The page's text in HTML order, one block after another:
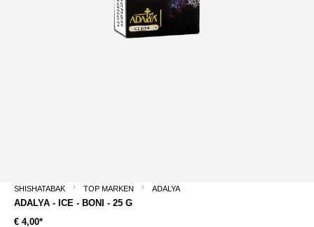
SHISHATABAK TOP MARKEN ADALYA
ADALYA - ICE - BONI - 25 G
€ 4,00*